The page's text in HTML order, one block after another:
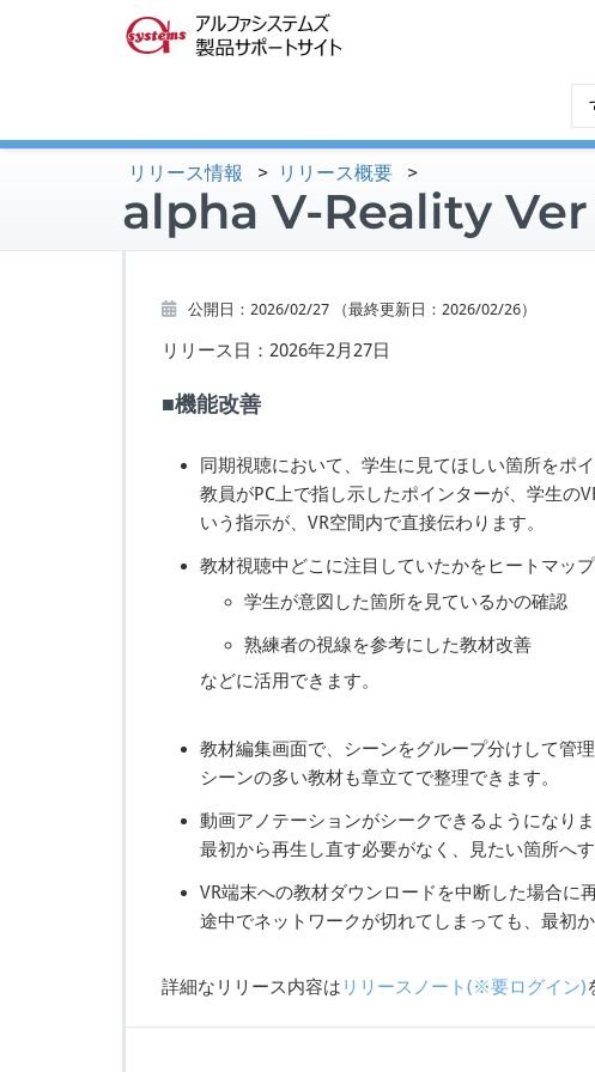
リリース情報 > リリース概要 >
alpha V-Reality Ver
公開日： 2026/02/27 （最終更新日： 2026/02/26）
リリース日：2026年2月27日
機能改善
同期視聴において、学生に見てほしい箇所をポ
教員がPC上で指し示したポインターが、学生の
いう指示が、VR空間内で直接伝わります。
教材視聴中どこに注目していたかをヒートマッ
学生が意図した箇所を見ているかの確認
熟練者の視線を参考にした教材改善
などに活用できます。
教材編集画面で、シーンをグループ分けして管
シーンの多い教材も章立てで整理できます。
動画アノテーションがシークできるようになりま
最初から再生し直す必要がなく、見たい箇所へ
VR端末への教材ダウンロードを中断した場合に
途中でネットワークが切れてしまっても、最初
詳細なリリース内容は リリースノート(※要ログイン)